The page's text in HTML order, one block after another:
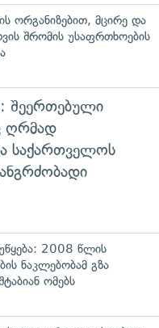
ორგანიზებით, მცირე და
შრომის უსაფრთხოების
შეერთებული
ღრმად
საქართველოს
2008 წლის
ნაკლებობამ გზა
ომებს